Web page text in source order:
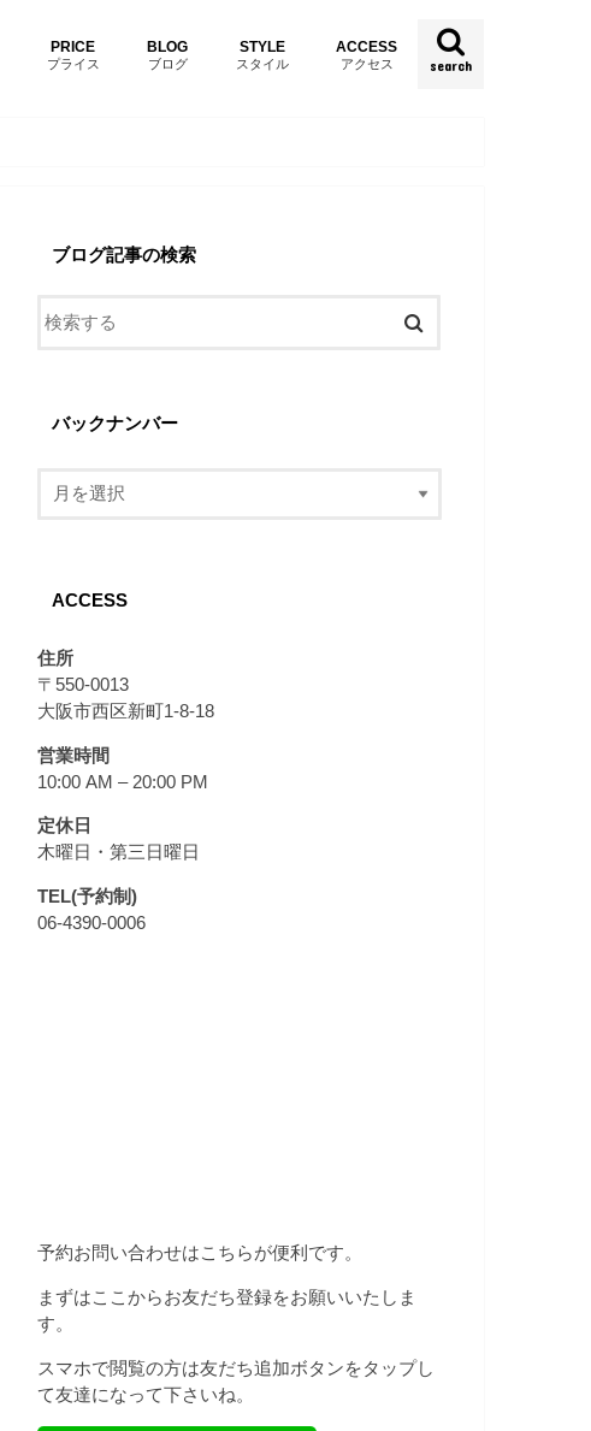
search
PRICE
プライス
BLOG
ブログ
STYLE
スタイル
ACCESS
アクセス
ブログ記事の検索
バックナンバー
ACCESS
住所
〒550-0013
大阪市西区新町1-8-18
営業時間
10:00 AM – 20:00 PM
定休日
木曜日・第三日曜日
TEL(予約制)
06-4390-0006
予約お問い合わせはこちらが便利です。
まずはここからお友だち登録をお願いいたしま
す。
スマホで閲覧の方は友だち追加ボタンをタップし
て友達になって下さいね。